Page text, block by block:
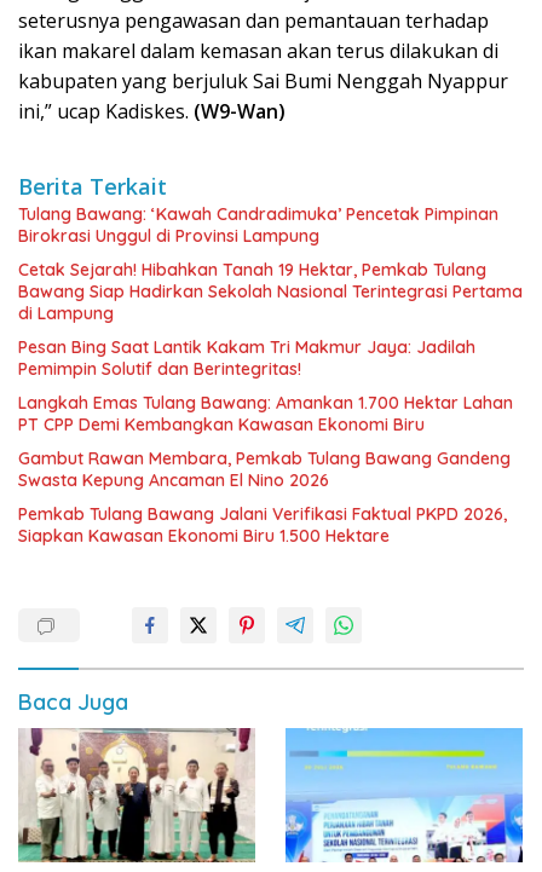
seterusnya pengawasan dan pemantauan terhadap
ikan makarel dalam kemasan akan terus dilakukan di
kabupaten yang berjuluk Sai Bumi Nenggah Nyappur
ini,” ucap Kadiskes. (W9-Wan)
Berita Terkait
Tulang Bawang: ‘Kawah Candradimuka’ Pencetak Pimpinan
Birokrasi Unggul di Provinsi Lampung
Cetak Sejarah! Hibahkan Tanah 19 Hektar, Pemkab Tulang
Bawang Siap Hadirkan Sekolah Nasional Terintegrasi Pertama
di Lampung
Pesan Bing Saat Lantik Kakam Tri Makmur Jaya: Jadilah
Pemimpin Solutif dan Berintegritas!
Langkah Emas Tulang Bawang: Amankan 1.700 Hektar Lahan
PT CPP Demi Kembangkan Kawasan Ekonomi Biru
Gambut Rawan Membara, Pemkab Tulang Bawang Gandeng
Swasta Kepung Ancaman El Nino 2026
Pemkab Tulang Bawang Jalani Verifikasi Faktual PKPD 2026,
Siapkan Kawasan Ekonomi Biru 1.500 Hektare
Baca Juga